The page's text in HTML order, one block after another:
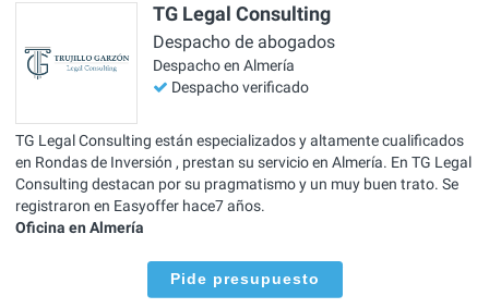
TG Legal Consulting
Despacho de abogados
Despacho en Almería
Despacho verificado
TG Legal Consulting están especializados y altamente cualificados
en Rondas de Inversión , prestan su servicio en Almería. En TG Legal
Consulting destacan por su pragmatismo y un muy buen trato. Se
registraron en Easyoffer hace7 años.
Oficina en Almería
Pide presupuesto